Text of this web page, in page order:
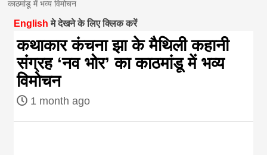
magazine of
Nepal brings
news in hindi
काठमांडू में भव्य विमोचन
English मे देखने के लिए क्लिक करें
कथाकार कंचना झा के मैथिली कहानी
संग्रह ‘नव भोर’ का काठमांडू में भव्य
विमोचन
1 month ago